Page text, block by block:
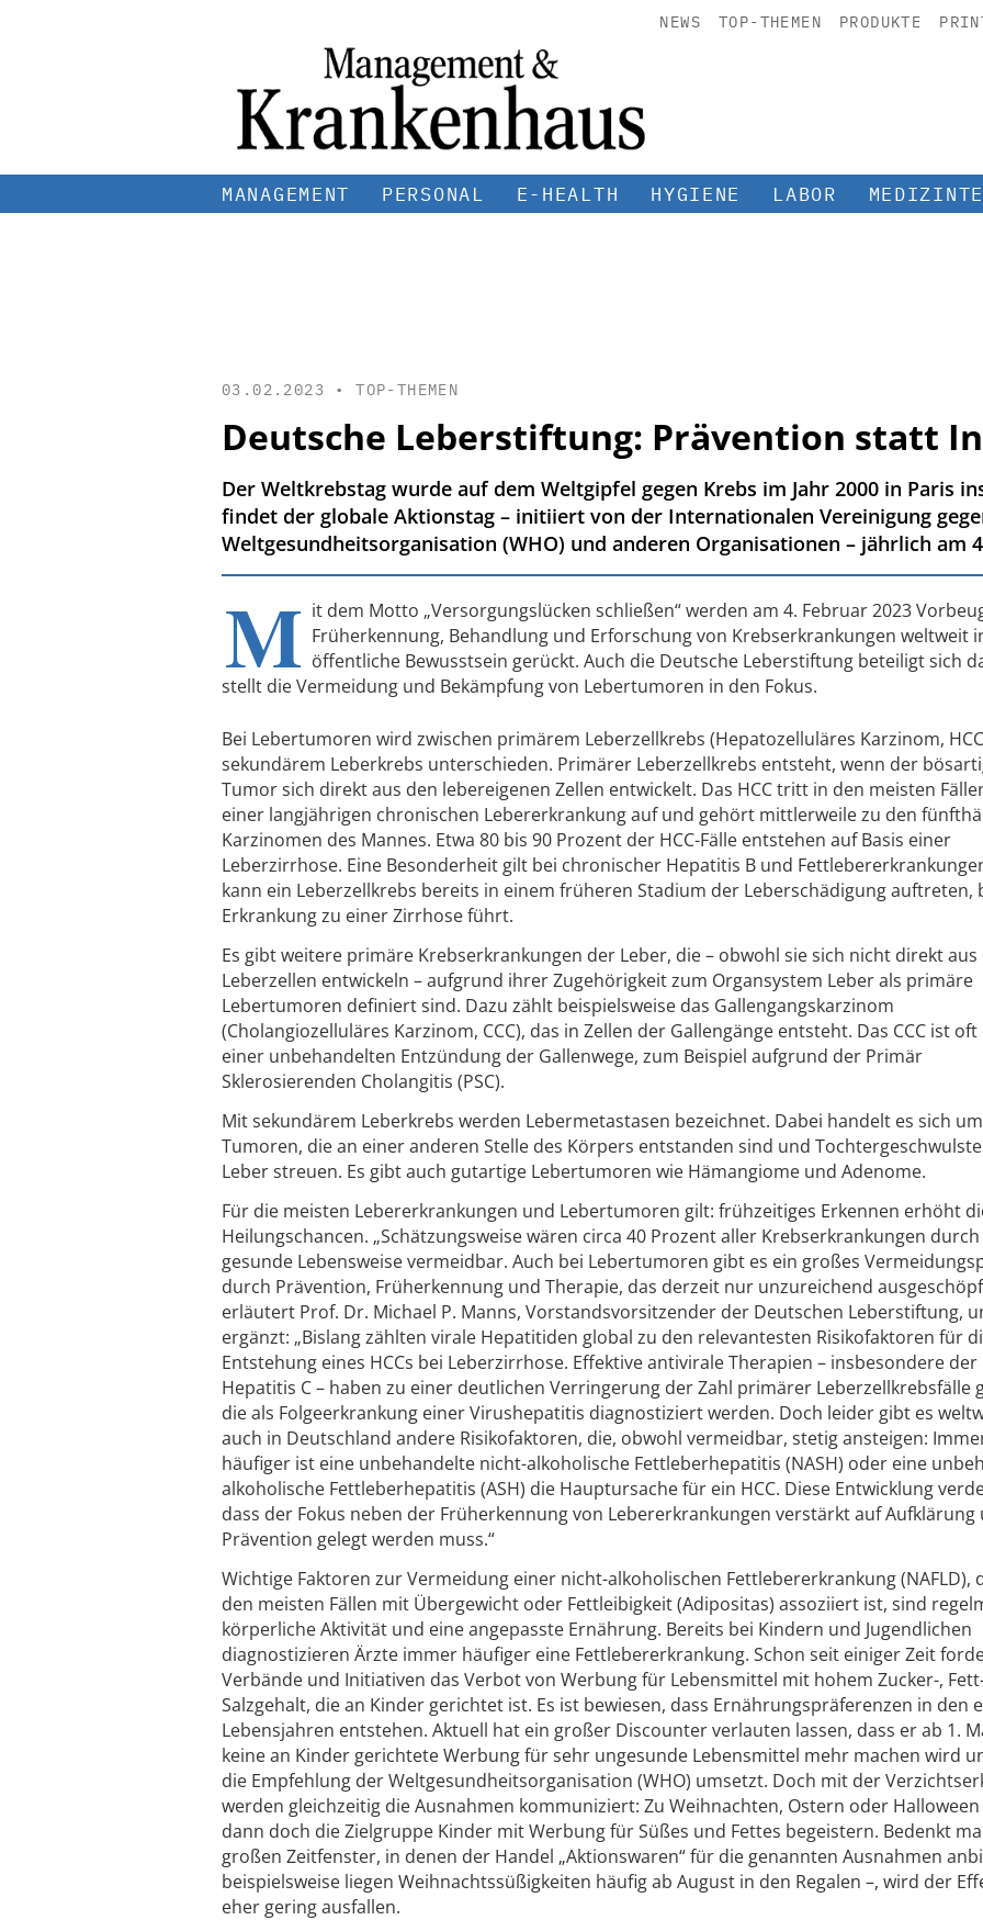
NEWS TOP-THEMEN PRODUKTE
MANAGEMENT PERSONAL E-HEALTH HYGIENE LABOR
03.02.2023 •TOP-THEMEN
Deutsche Leberstiftung: Prävention statt
Der Weltkrebstag wurde auf dem Weltgipfel gegen Krebs im Jahr 2000 in Paris
findet der globale Aktionstag – initiiert von der Internationalen Vereinigung
Weltgesundheitsorganisation (WHO) und anderen Organisationen – jährlich am
M it dem Motto „Versorgungslücken schließen“ werden am 4. Februar 2023
Früherkennung, Behandlung und Erforschung von Krebserkrankungen weltweit
öffentliche Bewusstsein gerückt. Auch die Deutsche Leberstiftung beteiligt sich
stellt die Vermeidung und Bekämpfung von Lebertumoren in den Fokus.
Bei Lebertumoren wird zwischen primärem Leberzellkrebs (Hepatozelluläres Karzinom,
sekundärem Leberkrebs unterschieden. Primärer Leberzellkrebs entsteht, wenn der
Tumor sich direkt aus den lebereigenen Zellen entwickelt. Das HCC tritt in den meisten
einer langjährigen chronischen Lebererkrankung auf und gehört mittlerweile zu den
Karzinomen des Mannes. Etwa 80 bis 90 Prozent der HCC-Fälle entstehen auf Basis einer
Leberzirrhose. Eine Besonderheit gilt bei chronischer Hepatitis B und
kann ein Leberzellkrebs bereits in einem früheren Stadium der Leberschädigung auftreten,
Erkrankung zu einer Zirrhose führt.
Es gibt weitere primäre Krebserkrankungen der Leber, die – obwohl sie sich nicht direkt aus
Leberzellen entwickeln – aufgrund ihrer Zugehörigkeit zum Organsystem Leber als primäre
Lebertumoren definiert sind. Dazu zählt beispielsweise das Gallengangskarzinom
(Cholangiozelluläres Karzinom, CCC), das in Zellen der Gallengänge entsteht. Das CCC ist oft
einer unbehandelten Entzündung der Gallenwege, zum Beispiel aufgrund der Primär
Sklerosierenden Cholangitis (PSC).
Mit sekundärem Leberkrebs werden Lebermetastasen bezeichnet. Dabei handelt es sich um
Tumoren, die an einer anderen Stelle des Körpers entstanden sind und
Leber streuen. Es gibt auch gutartige Lebertumoren wie Hämangiome und Adenome.
Für die meisten Lebererkrankungen und Lebertumoren gilt: frühzeitiges Erkennen erhöht
Heilungschancen. „Schätzungsweise wären circa 40 Prozent aller Krebserkrankungen
gesunde Lebensweise vermeidbar. Auch bei Lebertumoren gibt es ein großes
durch Prävention, Früherkennung und Therapie, das derzeit nur unzureichend
erläutert Prof. Dr. Michael P. Manns, Vorstandsvorsitzender der Deutschen Leberstiftung,
ergänzt: „Bislang zählten virale Hepatitiden global zu den relevantesten Risikofaktoren für
Entstehung eines HCCs bei Leberzirrhose. Effektive antivirale Therapien – insbesondere der
Hepatitis C – haben zu einer deutlichen Verringerung der Zahl primärer Leberzellkrebsfälle
die als Folgeerkrankung einer Virushepatitis diagnostiziert werden. Doch leider gibt es
auch in Deutschland andere Risikofaktoren, die, obwohl vermeidbar, stetig ansteigen:
häufiger ist eine unbehandelte nicht-alkoholische Fettleberhepatitis (NASH) oder eine
alkoholische Fettleberhepatitis (ASH) die Hauptursache für ein HCC. Diese Entwicklung
dass der Fokus neben der Früherkennung von Lebererkrankungen verstärkt auf Aufklärung
Prävention gelegt werden muss.“
Wichtige Faktoren zur Vermeidung einer nicht-alkoholischen Fettlebererkrankung (NAFLD),
den meisten Fällen mit Übergewicht oder Fettleibigkeit (Adipositas) assoziiert ist, sind
körperliche Aktivität und eine angepasste Ernährung. Bereits bei Kindern und Jugendlichen
diagnostizieren Ärzte immer häufiger eine Fettlebererkrankung. Schon seit einiger Zeit
Verbände und Initiativen das Verbot von Werbung für Lebensmittel mit hohem Zucker-,
Salzgehalt, die an Kinder gerichtet ist. Es ist bewiesen, dass Ernährungspräferenzen in den
Lebensjahren entstehen. Aktuell hat ein großer Discounter verlauten lassen, dass er ab 1.
keine an Kinder gerichtete Werbung für sehr ungesunde Lebensmittel mehr machen wird
die Empfehlung der Weltgesundheitsorganisation (WHO) umsetzt. Doch mit der
werden gleichzeitig die Ausnahmen kommuniziert: Zu Weihnachten, Ostern oder
dann doch die Zielgruppe Kinder mit Werbung für Süßes und Fettes begeistern. Bedenkt
großen Zeitfenster, in denen der Handel „Aktionswaren“ für die genannten Ausnahmen
beispielsweise liegen Weihnachtssüßigkeiten häufig ab August in den Regalen –, wird der
eher gering ausfallen.